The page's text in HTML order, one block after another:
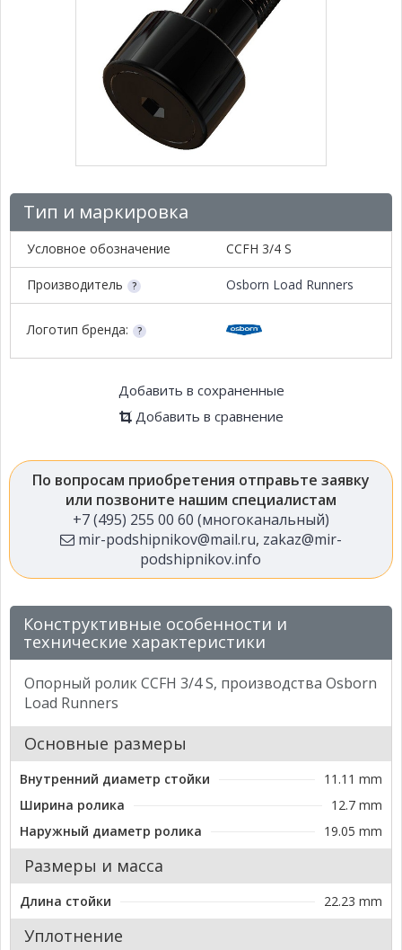
Тип и маркировка
Условное обозначение CCFH 3/4 S
Производитель Osborn Load Runners
Логотип бренда:
Добавить в сохраненные
Добавить в сравнение
По вопросам приобретения отправьте заявку
или позвоните нашим специалистам
+7 (495) 255 00 60 (многоканальный)
mir-podshipnikov@mail.ru, zakaz@mir-
podshipnikov.info
Конструктивные особенности и
технические характеристики
Опорный ролик CCFH 3/4 S, производства Osborn
Load Runners
Основные размеры
Внутренний диаметр стойки
11.11 mm
Ширина ролика
12.7 mm
Наружный диаметр ролика
19.05 mm
Размеры и масса
Длина стойки 22.23 mm
Уплотнение